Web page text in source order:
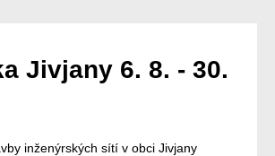
Jivjany 6. 8. - 30.
inženýrských sítí v obci Jivjany